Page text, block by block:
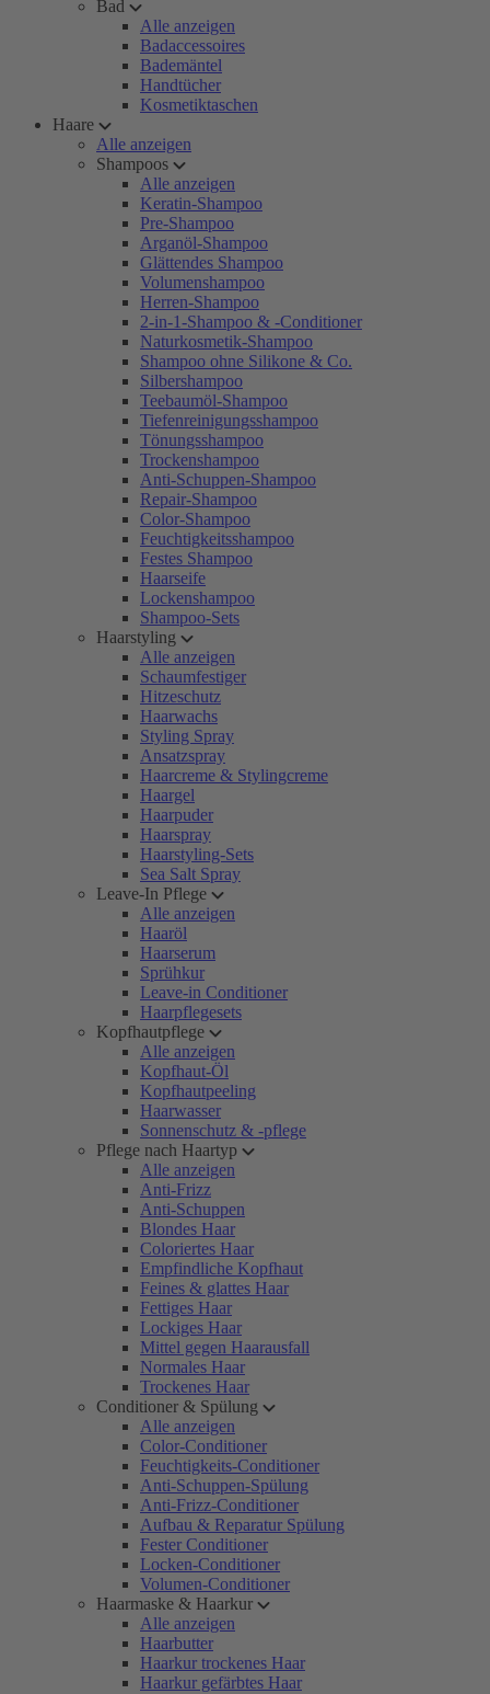
Bad
Alle anzeigen
Badaccessoires
Bademäntel
Handtücher
Kosmetiktaschen
Haare
Alle anzeigen
Shampoos
Alle anzeigen
Keratin-Shampoo
Pre-Shampoo
Arganöl-Shampoo
Glättendes Shampoo
Volumenshampoo
Herren-Shampoo
2-in-1-Shampoo & -Conditioner
Naturkosmetik-Shampoo
Shampoo ohne Silikone & Co.
Silbershampoo
Teebaumöl-Shampoo
Tiefenreinigungsshampoo
Tönungsshampoo
Trockenshampoo
Anti-Schuppen-Shampoo
Repair-Shampoo
Color-Shampoo
Feuchtigkeitsshampoo
Festes Shampoo
Haarseife
Lockenshampoo
Shampoo-Sets
Haarstyling
Alle anzeigen
Schaumfestiger
Hitzeschutz
Haarwachs
Styling Spray
Ansatzspray
Haarcreme & Stylingcreme
Haargel
Haarpuder
Haarspray
Haarstyling-Sets
Sea Salt Spray
Leave-In Pflege
Alle anzeigen
Haaröl
Haarserum
Sprühkur
Leave-in Conditioner
Haarpflegesets
Kopfhautpflege
Alle anzeigen
Kopfhaut-Öl
Kopfhautpeeling
Haarwasser
Sonnenschutz & -pflege
Pflege nach Haartyp
Alle anzeigen
Anti-Frizz
Anti-Schuppen
Blondes Haar
Coloriertes Haar
Empfindliche Kopfhaut
Feines & glattes Haar
Fettiges Haar
Lockiges Haar
Mittel gegen Haarausfall
Normales Haar
Trockenes Haar
Conditioner & Spülung
Alle anzeigen
Color-Conditioner
Feuchtigkeits-Conditioner
Anti-Schuppen-Spülung
Anti-Frizz-Conditioner
Aufbau & Reparatur Spülung
Fester Conditioner
Locken-Conditioner
Volumen-Conditioner
Haarmaske & Haarkur
Alle anzeigen
Haarbutter
Haarkur trockenes Haar
Haarkur gefärbtes Haar